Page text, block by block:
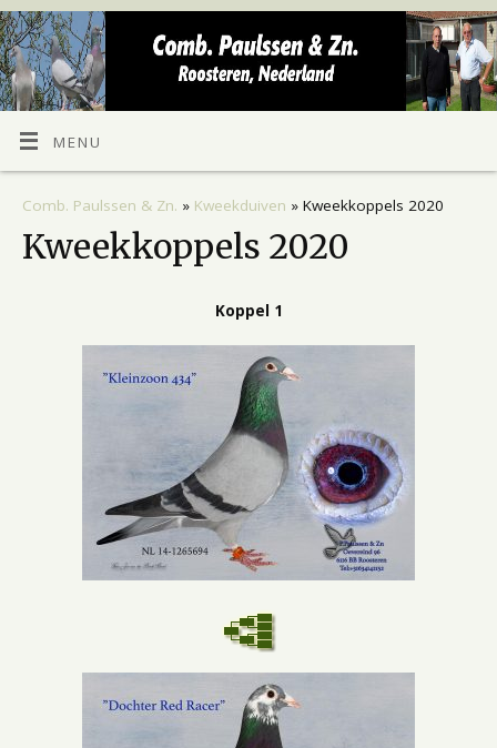
MENU
Comb. Paulssen & Zn. » Kweekduiven » Kweekkoppels 2020
Kweekkoppels 2020
Koppel 1